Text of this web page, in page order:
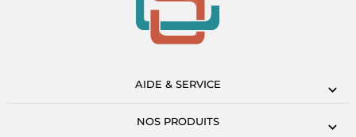
AIDE & SERVICE
NOS PRODUITS